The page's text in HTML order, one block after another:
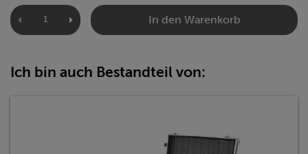
In den Warenkorb
Ich bin auch Bestandteil von: